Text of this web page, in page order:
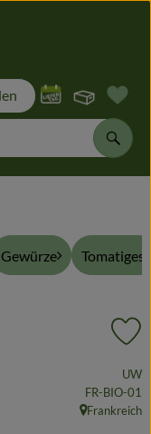
oder
Gewürze Tomatiges
, Verband:
UW
,FR-BIO-01
, Herkunft:
Frankreich